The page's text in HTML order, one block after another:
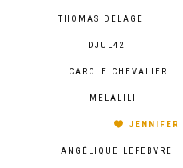
THOMAS DELAGE
DJUL42
CAROLE CHEVALIER
MELALILI
JENNIFER
ANGÉLIQUE LEFEBVRE